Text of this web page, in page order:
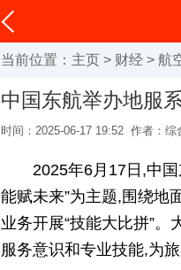
当前位置： 主页 > 财经 > 航
中国东航举办地服
时间：2025-06-17 19:52 作者：综
2025年6月17日,中
能赋未来”为主题,围绕地
业务开展“技能大比拼”
服务意识和专业技能,为